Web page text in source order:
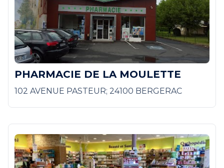
PHARMACIE DE LA MOULETTE
102 AVENUE PASTEUR; 24100 BERGERAC